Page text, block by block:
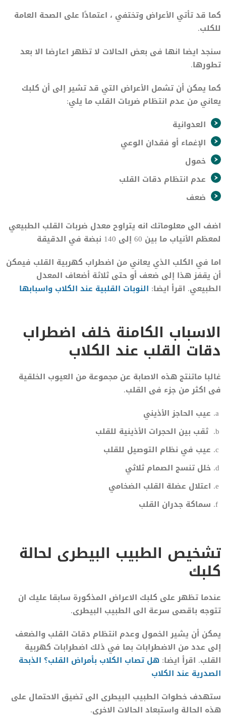
كما قد تأتي الأعراض وتختفي ، اعتمادًا على الصحة العامة
للكلب.
سنجد ايضا انها فى بعض الحالات لا تظهر اعارضا الا بعد
تطورها.
كما يمكن أن تشمل الأعراض التي قد تشير إلى أن كلبك
يعاني من عدم انتظام ضربات القلب ما يلي:
العدوانية
الإغماء أو فقدان الوعي
خمول
عدم انتظام دقات القلب
ضعف
اضف الى معلوماتك انه يتراوح معدل ضربات القلب الطبيعي
لمعظم الأنياب ما بين 60 إلى 140 نبضة في الدقيقة
اما في الكلب الذي يعاني من اضطراب كهربية القلب فيمكن
أن يقفز هذا إلى ضعف أو حتى ثلاثة أضعاف المعدل
الطبيعي. اقرأ ايضا: النوبات القلبية عند الكلاب واسبابها
الاسباب الكامنة خلف اضطراب
دقات القلب عند الكلاب
غالبا ماتنتج هذه الاصابة عن مجموعة من العيوب الخلقية
فى اكثر من جزء فى القلب.
عيب الحاجز الأذيني
ثقب بين الحجرات الأذينية للقلب
عيب في نظام التوصيل للقلب
خلل تنسج الصمام ثلاثي
اعتلال عضلة القلب الضخامي
سماكة جدران القلب
تشخيص الطبيب البيطرى لحالة
كلبك
عندما تظهر على كلبك الاعراض المذكورة سابقا عليك ان
تتوجه باقصى سرعة الى الطبيب البيطرى.
يمكن أن يشير الخمول وعدم انتظام دقات القلب والضعف
إلى عدد من الاضطرابات بما في ذلك اضطرابات كهربية
القلب. اقرأ ايضا: هل تصاب الكلاب بأمراض القلب؟ الذبحة
الصدرية عند الكلاب
ستهدف خطوات الطبيب البيطرى الى تضيق الاحتمال على
هذه الحالة واستبعاد الحالات الاخرى.